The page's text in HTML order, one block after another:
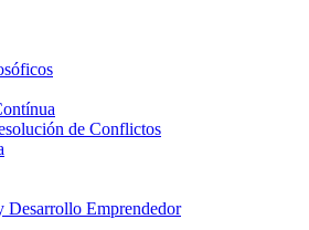
de Conflictos
Desarrollo Emprendedor